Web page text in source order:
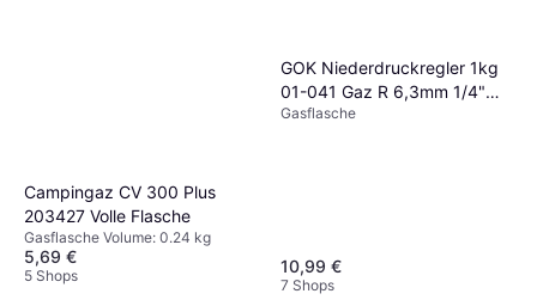
Campingaz CV 300 Plus
203427 Volle Flasche
Gasflasche Volume: 0.24 kg
5,69 €
5 Shops
GOK Niederdruckregler 1kg
01-041 Gaz R 6,3mm 1/4"
lks. GOK
Gasflasche
10,99 €
7 Shops